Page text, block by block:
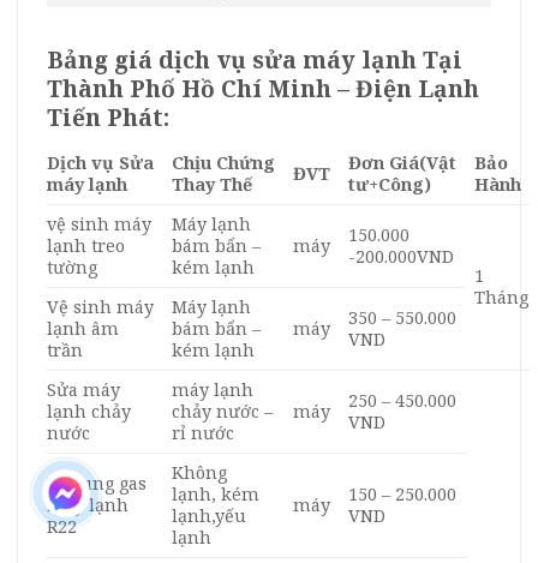
Bảng giá dịch vụ sửa máy lạnh Tại
Thành Phố Hồ Chí Minh –Điện Lạnh
Tiến Phát:
Dịch vụ Sửa
máy lạnh
Chịu Chứng
Thay Thế
ĐVT Đơn Giá(Vật
tư+Công)
Bảo
Hành
vệ sinh máy
lạnh treo
tường
Máy lạnh
bám bẩn –
kém lạnh
máy
150.000
-200.000VND
1
Tháng
Vệ sinh máy
lạnh âm
trần
Máy lạnh
bám bẩn –
kém lạnh
máy
350 – 550.000
VND
Sửa máy
lạnh chảy
nước
máy lạnh
chảy nước –
rỉ nước
máy
250 – 450.000
VND
Bổ sung gas
máy lạnh
R22
Không
lạnh, kém
lạnh,yếu
lạnh
máy
150 – 250.000
VND